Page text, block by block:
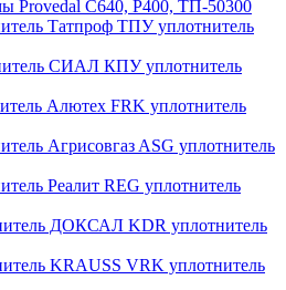
Provedal С640, Р400, ТП-50300
ТПУ уплотнитель
КПУ уплотнитель
FRK уплотнитель
ASG уплотнитель
REG уплотнитель
KDR уплотнитель
VRK уплотнитель